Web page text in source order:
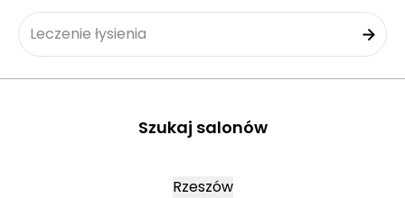
Leczenie łysienia
Szukaj salonów
Rzeszów